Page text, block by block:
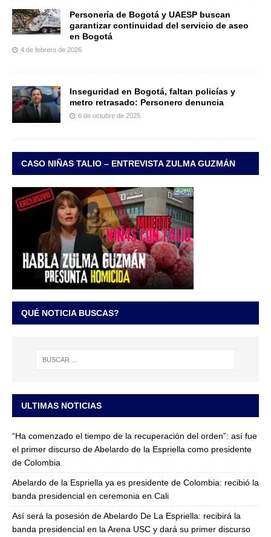
Personería de Bogotá y UAESP buscan
garantizar continuidad del servicio de aseo
en Bogotá
4 de febrero de 2026
Inseguridad en Bogotá, faltan policías y
metro retrasado: Personero denuncia
6 de octubre de 2025
CASO NIÑAS TALIO – ENTREVISTA ZULMA GUZMÁN
QUÉ NOTICIA BUSCAS?
ULTIMAS NOTICIAS
“Ha comenzado el tiempo de la recuperación del orden”: así fue
el primer discurso de Abelardo de la Espriella como presidente
de Colombia
Abelardo de la Espriella ya es presidente de Colombia: recibió la
banda presidencial en ceremonia en Cali
Así será la posesión de Abelardo De La Espriella: recibirá la
banda presidencial en la Arena USC y dará su primer discurso